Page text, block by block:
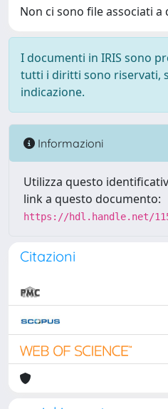
Non ci sono file associati
I documenti in IRIS sono
tutti i diritti sono riservati,
indicazione.
Informazioni
Utilizza questo
link a questo documento:
https://hdl.handle.net/
Citazioni